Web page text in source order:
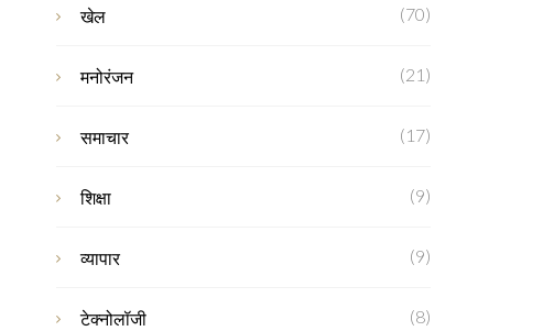
खेल (70)
मनोरंजन (21)
समाचार (17)
शिक्षा (9)
व्यापार (9)
टेक्नोलॉजी (8)